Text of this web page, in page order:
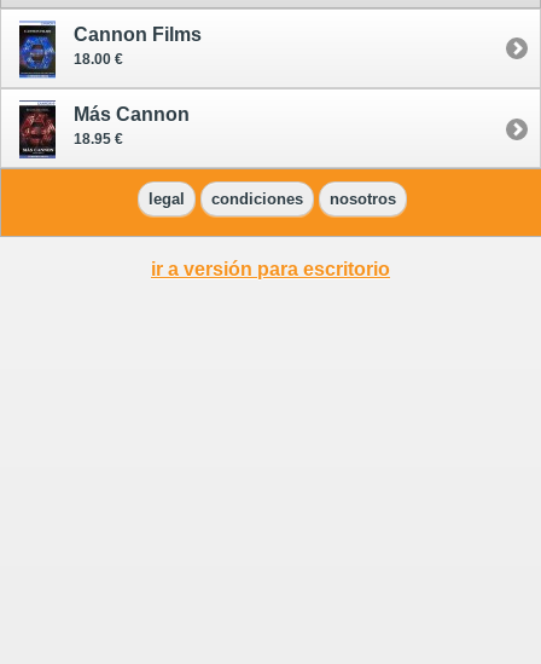
Cannon Films
18.00 €
Más Cannon
18.95 €
legal condiciones nosotros
ir a versión para escritorio